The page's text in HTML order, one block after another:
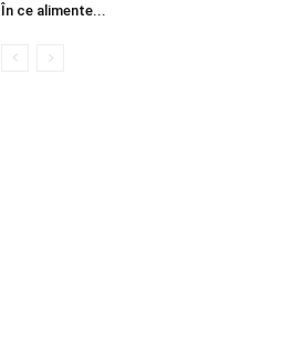
În ce alimente...